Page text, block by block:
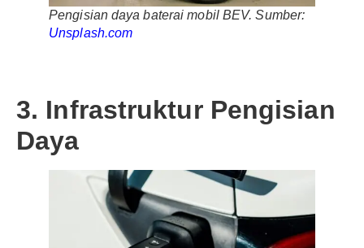
Pengisian daya baterai mobil BEV. Sumber:
Unsplash.com
3. Infrastruktur Pengisian
Daya